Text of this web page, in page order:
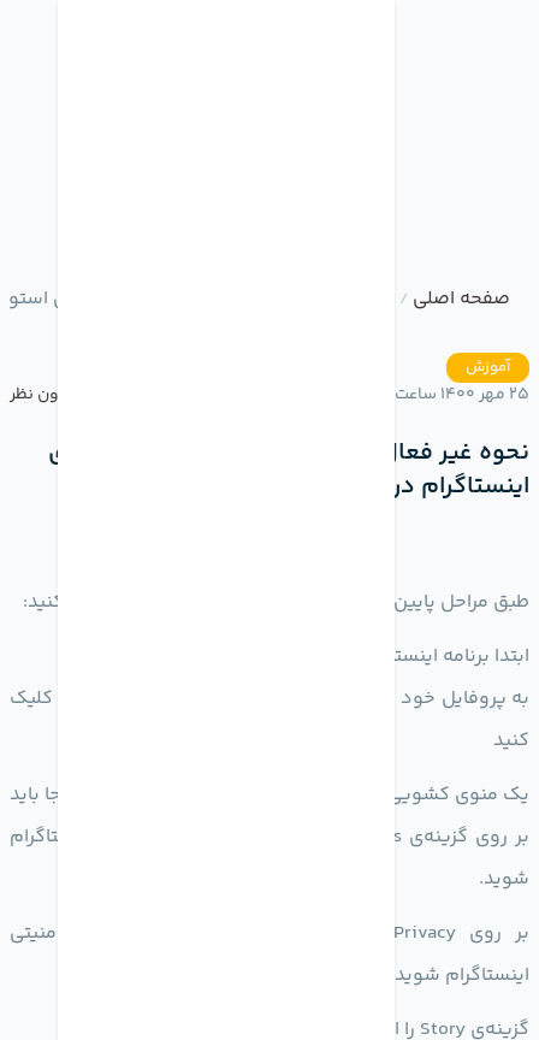
صفحه اصلی / نحوه غیر فعال کردن قابلیت ریپلای
آموزش
25 مهر 1400 ساعت 20:47 بدون نظر
نحوه غیر فعال کردن قابلیت ریپلای استوری های
اینستاگرام در آیفون
طبق مراحل پایین برای غیر فعال کردن قابلیت ریپلای اقدام کنید:
ابتدا برنامه‌ اینستاگرام را در آیفون خود باز کنید
به پروفایل خود رفته و روی سه خط بالا سمت راست صفحه کلیک
کنید
یک منوی کشویی برای شما نمایش داده می‌شود که در اینجا باید
بر روی گزینه‌ی Settings کلیک کنید تا وارد تنظیمات اینستاگرام
شوید.
بر روی Privacy کلیک کنید تا وارد بخش تنظیمات امنیتی
اینستاگرام شوید
گزینه‌ی Story را انتخاب کنید.